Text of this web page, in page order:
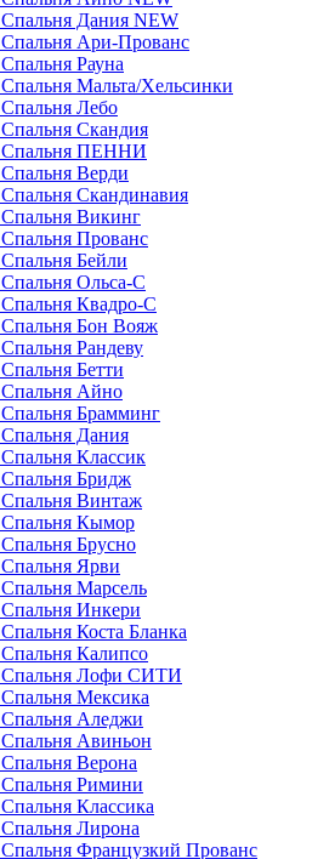
Спальня Дания NEW
Спальня Ари-Прованс
Спальня Рауна
Спальня Мальта/Хельсинки
Спальня Лебо
Спальня Скандия
Спальня ПЕННИ
Спальня Верди
Спальня Скандинавия
Спальня Викинг
Спальня Прованс
Спальня Бейли
Спальня Ольса-С
Спальня Квадро-С
Спальня Бон Вояж
Спальня Рандеву
Спальня Бетти
Спальня Айно
Спальня Брамминг
Спальня Дания
Спальня Классик
Спальня Бридж
Спальня Винтаж
Спальня Кымор
Спальня Брусно
Спальня Ярви
Спальня Марсель
Спальня Инкери
Спальня Коста Бланка
Спальня Калипсо
Спальня Лофи СИТИ
Спальня Мексика
Спальня Аледжи
Спальня Авиньон
Спальня Верона
Спальня Римини
Спальня Классика
Спальня Лирона
Спальня Французкий Прованс